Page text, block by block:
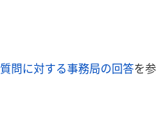
質問に対する事務局の回答を参